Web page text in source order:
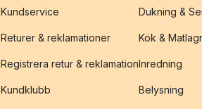
Kundservice
Returer & reklamationer
Registrera retur & reklamation
Kundklubb
Dukning &
Kök &
Inredning
Belysning